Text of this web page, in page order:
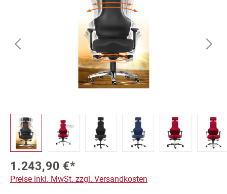
1.243,90 €*
Preise inkl. MwSt. zzgl. Versandkosten